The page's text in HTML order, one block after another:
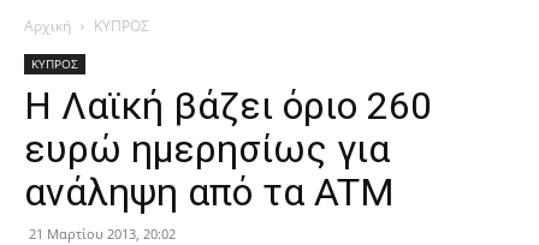
Αρχική ΚΥΠΡΟΣ
ΚΥΠΡΟΣ
Η Λαϊκή βάζει όριο 260
ευρώ ημερησίως για
ανάληψη από τα ATM
21 Μαρτίου 2013, 20:02